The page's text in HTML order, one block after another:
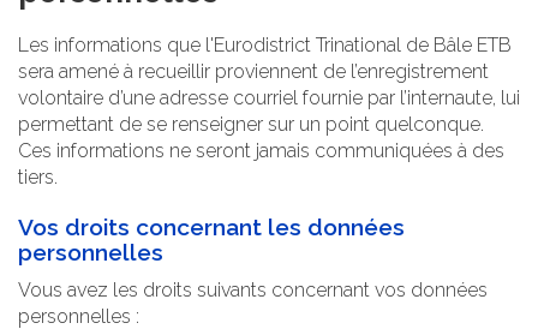
Les informations que l'Eurodistrict Trinational de Bâle ETB
sera amené à recueillir proviennent de l’enregistrement
volontaire d’une adresse courriel fournie par l’internaute, lui
permettant de se renseigner sur un point quelconque.
Ces informations ne seront jamais communiquées à des
tiers.
Vos droits concernant les données
personnelles
Vous avez les droits suivants concernant vos données
personnelles :